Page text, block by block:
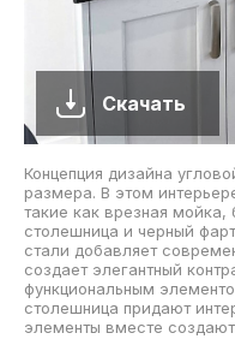
Скачать
Концепция дизайна
размера. В этом
такие как врезная
столешница и черный
стали добавляет
создает элегантный
функциональным
столешница придают
элементы вместе